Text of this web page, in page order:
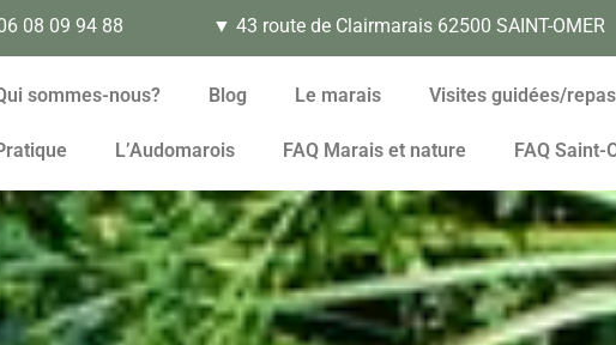
08 09 94 88 ▼ 43 route de Clairmarais 62500 SAINT-OMER
sommes-nous? Blog Le marais Visites guidées/repas
L’Audomarois FAQ Marais et nature FAQ Saint-